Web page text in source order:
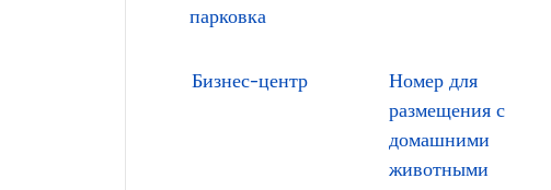
парковка
Бизнес-центр
Номер для
размещения с
домашними
животными